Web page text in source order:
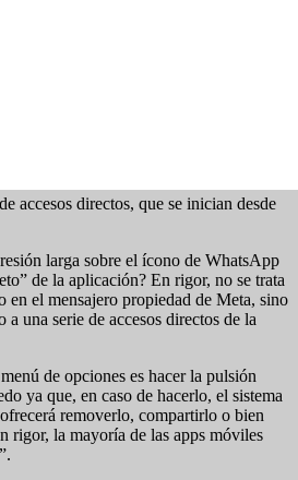
accesos directos, que se inician desde
larga sobre el ícono de WhatsApp
de la aplicación? En rigor, no se trata
en el mensajero propiedad de Meta, sino
a una serie de accesos directos de la
de opciones es hacer la pulsión
ya que, en caso de hacerlo, el sistema
removerlo, compartirlo o bien
rigor, la mayoría de las apps móviles